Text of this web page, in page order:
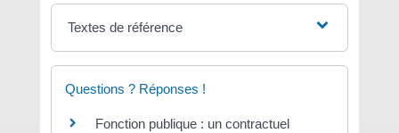
Textes de référence
Questions ? Réponses !
Fonction publique : un contractuel